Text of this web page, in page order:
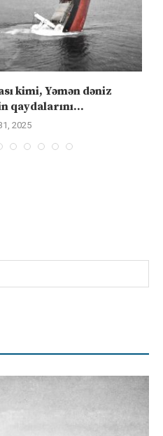
kimi, Yəmən dəniz
qaydalarını...
2025